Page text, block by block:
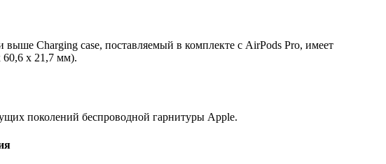
Charging case, поставляемый в комплекте с AirPods Pro, имеет
60,6 х 21,7 мм).
поколений беспроводной гарнитуры Apple.